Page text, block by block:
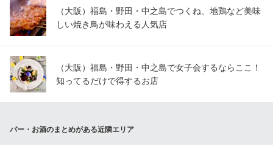
（大阪）福島・野田・中之島でつくね、地鶏など美味
しい焼き鳥が味わえる人気店
（大阪）福島・野田・中之島で女子会するならここ！
知ってるだけで得するお店
バー・お酒のまとめがある近隣エリア